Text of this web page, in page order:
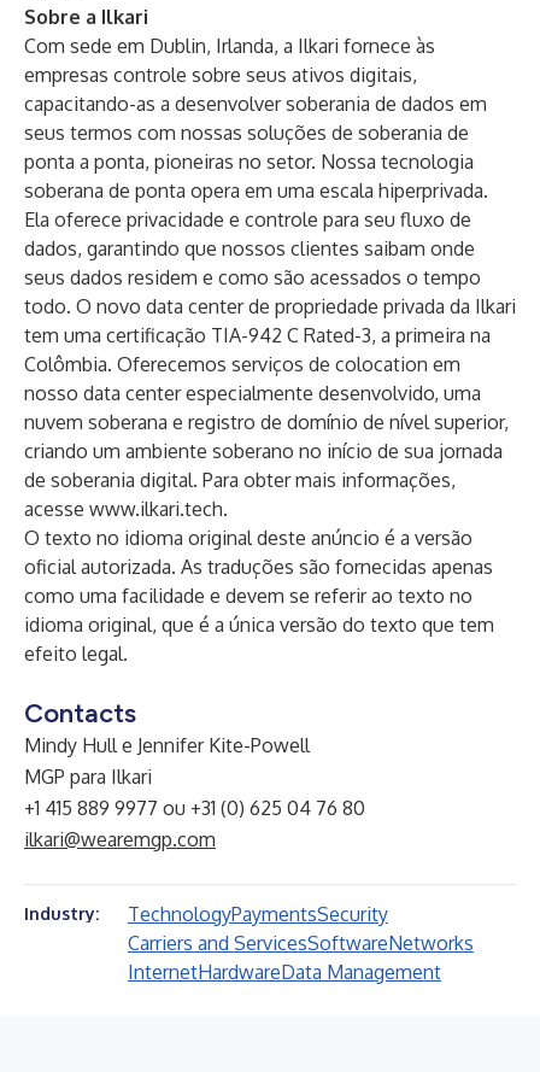
Sobre a Ilkari
Com sede em Dublin, Irlanda, a Ilkari fornece às
empresas controle sobre seus ativos digitais,
capacitando-as a desenvolver soberania de dados em
seus termos com nossas soluções de soberania de
ponta a ponta, pioneiras no setor. Nossa tecnologia
soberana de ponta opera em uma escala hiperprivada.
Ela oferece privacidade e controle para seu fluxo de
dados, garantindo que nossos clientes saibam onde
seus dados residem e como são acessados ​​o tempo
todo. O novo data center de propriedade privada da Ilkari
tem uma certificação TIA-942 C Rated-3, a primeira na
Colômbia. Oferecemos serviços de colocation em
nosso data center especialmente desenvolvido, uma
nuvem soberana e registro de domínio de nível superior,
criando um ambiente soberano no início de sua jornada
de soberania digital. Para obter mais informações,
acesse www.ilkari.tech.
O texto no idioma original deste anúncio é a versão
oficial autorizada. As traduções são fornecidas apenas
como uma facilidade e devem se referir ao texto no
idioma original, que é a única versão do texto que tem
efeito legal.
Contacts
Mindy Hull e Jennifer Kite-Powell
MGP para Ilkari
+1 415 889 9977 ou +31 (0) 625 04 76 80
ilkari@wearemgp.com
Industry: TechnologyPaymentsSecurity
Carriers and ServicesSoftwareNetworks
InternetHardwareData Management